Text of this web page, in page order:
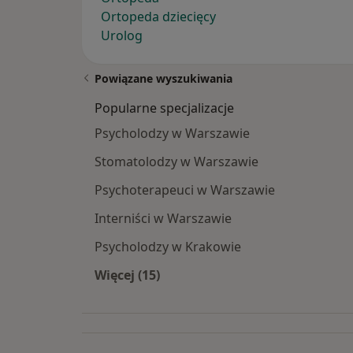
Ortopeda dziecięcy
Urolog
Powiązane wyszukiwania
Popularne specjalizacje
Psycholodzy w Warszawie
Stomatolodzy w Warszawie
Psychoterapeuci w Warszawie
Interniści w Warszawie
Psycholodzy w Krakowie
Więcej (15)